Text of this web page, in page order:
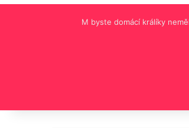
M byste domácí králíky